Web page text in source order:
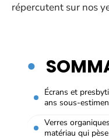
répercutent sur nos
Écrans et
ans sous-
Verres
matériau qui